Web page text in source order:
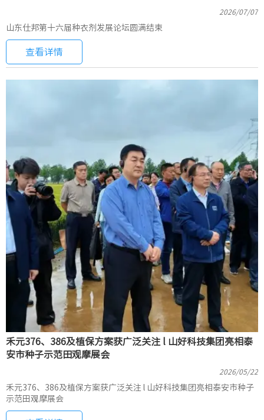
2026/07/07
山东仕邦第十六届种衣剂发展论坛圆满结束
查看详情
禾元376、386及植保方案获广泛关注 l 山好科技集团亮相泰
安市种子示范田观摩展会
2026/05/22
禾元376、386及植保方案获广泛关注 l 山好科技集团亮相泰安市种子
示范田观摩展会